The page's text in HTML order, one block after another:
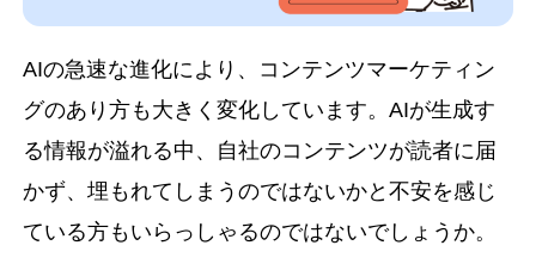
AIの急速な進化により、コンテンツマーケティン
グのあり方も大きく変化しています。AIが生成す
る情報が溢れる中、自社のコンテンツが読者に届
かず、埋もれてしまうのではないかと不安を感じ
ている方もいらっしゃるのではないでしょうか。